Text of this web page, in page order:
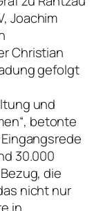
Joachim
Christian
gefolgt
und
betonte
30.000
die
nicht nur